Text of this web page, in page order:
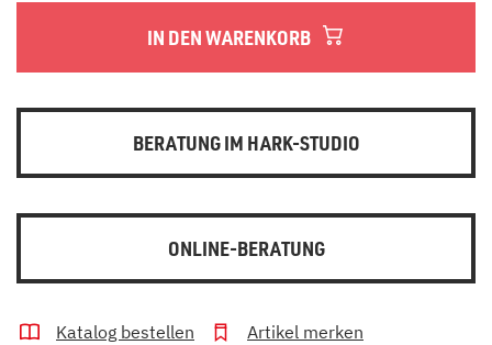
IN DEN WARENKORB
BERATUNG IM HARK-STUDIO
ONLINE-BERATUNG
Katalog bestellen
Artikel merken